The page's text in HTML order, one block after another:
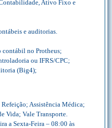
Ativo Fixo e
e auditorias.
contábil no Protheus;
ou IFRS/CPC;
(Big4);
Assistência Médica;
Vida; Vale Transporte.
a Sexta-Feira – 08:00 às